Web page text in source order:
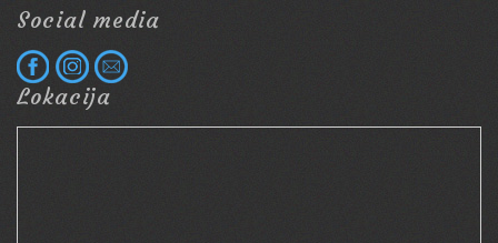
Social media
Lokacija